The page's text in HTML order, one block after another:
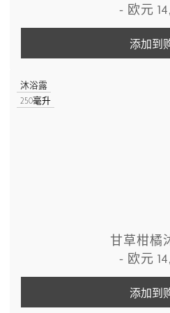
- 欧元
添加到
沐浴露
250毫升
甘草柑橘
- 欧元
添加到